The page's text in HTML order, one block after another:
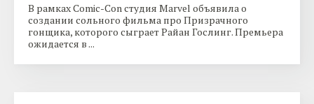
В рамках Comic-Con студия Marvel объявила о
создании сольного фильма про Призрачного
гонщика, которого сыграет Райан Гослинг. Премьера
ожидается в ...